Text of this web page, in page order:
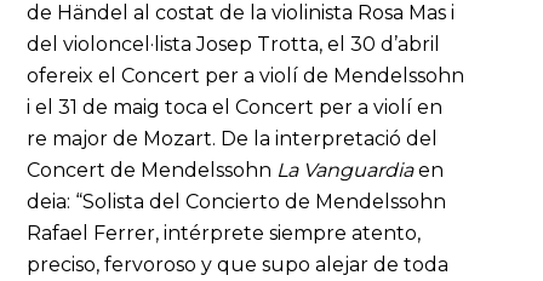
de Händel al costat de la violinista Rosa Mas i
del violoncel·lista Josep Trotta, el 30 d’abril
ofereix el Concert per a violí de Mendelssohn
i el 31 de maig toca el Concert per a violí en
re major de Mozart. De la interpretació del
Concert de Mendelssohn La Vanguardiaen
deia: “Solista del Concierto de Mendelssohn
Rafael Ferrer, intérprete siempre atento,
preciso, fervoroso y que supo alejar de toda